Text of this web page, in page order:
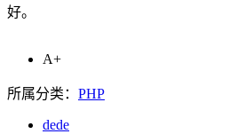
好。
A+
所属分类： PHP
dede